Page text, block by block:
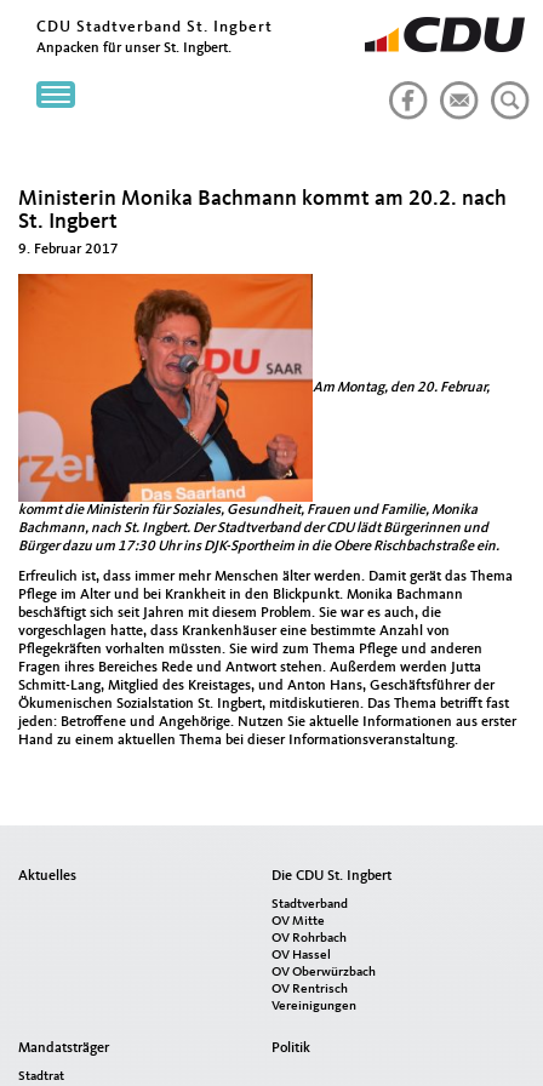
CDU Stadtverband St. Ingbert
Anpacken für unser St. Ingbert.
Toggle
navigation
Ministerin Monika Bachmann kommt am 20.2. nach
St. Ingbert
9. Februar 2017
Am Montag, den 20. Februar,
kommt die Ministerin für Soziales, Gesundheit, Frauen und Familie, Monika
Bachmann, nach St. Ingbert. Der Stadtverband der CDU lädt Bürgerinnen und
Bürger dazu um 17:30 Uhr ins DJK-Sportheim in die Obere Rischbachstraße ein.
Erfreulich ist, dass immer mehr Menschen älter werden. Damit gerät das Thema
Pflege im Alter und bei Krankheit in den Blickpunkt. Monika Bachmann
beschäftigt sich seit Jahren mit diesem Problem. Sie war es auch, die
vorgeschlagen hatte, dass Krankenhäuser eine bestimmte Anzahl von
Pflegekräften vorhalten müssten. Sie wird zum Thema Pflege und anderen
Fragen ihres Bereiches Rede und Antwort stehen. Außerdem werden Jutta
Schmitt-Lang, Mitglied des Kreistages, und Anton Hans, Geschäftsführer der
Ökumenischen Sozialstation St. Ingbert, mitdiskutieren. Das Thema betrifft fast
jeden: Betroffene und Angehörige. Nutzen Sie aktuelle Informationen aus erster
Hand zu einem aktuellen Thema bei dieser Informationsveranstaltung.
Seitenübersicht
Aktuelles Die CDU St. Ingbert
Stadtverband
OV Mitte
OV Rohrbach
OV Hassel
OV Oberwürzbach
OV Rentrisch
Vereinigungen
Mandatsträger
Stadtrat
Politik